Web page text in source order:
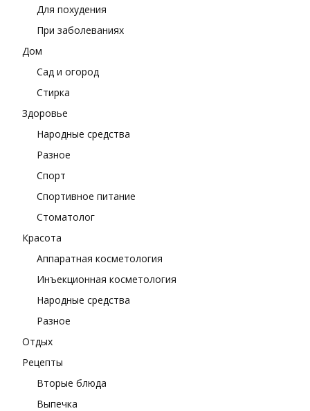
Для похудения
При заболеваниях
Дом
Сад и огород
Стирка
Здоровье
Народные средства
Разное
Спорт
Спортивное питание
Стоматолог
Красота
Аппаратная косметология
Инъекционная косметология
Народные средства
Разное
Отдых
Рецепты
Вторые блюда
Выпечка